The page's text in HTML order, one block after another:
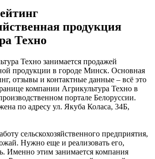
продукция
Техно
Техно занимается продажей
продукции в городе Минск. Основная
отзывы и контактные данные – всё это
компании Агрикультура Техно в
портале Белоруссии.
по адресу ул. Якуба Коласа, 34Б,
сельскохозяйственного предприятия,
Нужно еще и реализовать его,
Именно этим занимается компания